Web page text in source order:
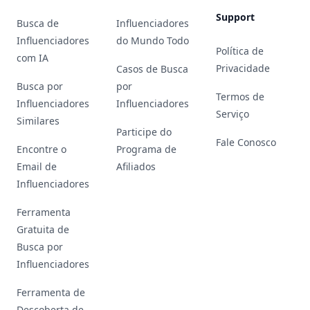
Busca de
Influenciadores
com IA
Busca por
Influenciadores
Similares
Encontre o
Email de
Influenciadores
Ferramenta
Gratuita de
Busca por
Influenciadores
Ferramenta de
Influenciadores
do Mundo Todo
Casos de Busca
por
Influenciadores
Participe do
Programa de
Afiliados
Support
Política de
Privacidade
Termos de
Serviço
Fale Conosco